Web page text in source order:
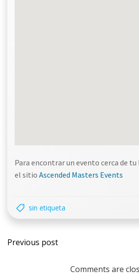
Para encontrar un evento cerca de
el sitio Ascended Masters Events
sin etiqueta
Navegación
Previous post
Comments are